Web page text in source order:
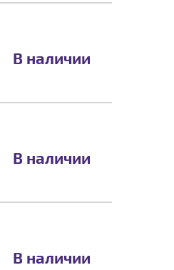
В наличии
В наличии
В наличии